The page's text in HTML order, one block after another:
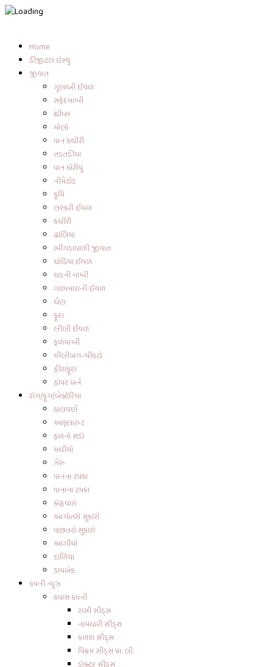
Skip
Home
ડીજીટલ ઇસ્યુ
જીવાત
ગુલાબી ઈયળ
સફેદમાખી
થ્રીપ્સ
મોલો
પાન કથીરી
તડતડીયા
પાન કોરીયું
નીમેટોડ
કૃમિ
લશ્કરી ઈયળ
કથીરી
ઢાંલિયા
ભીંગડાવાળી જીવાત
ઘોડિયા ઈયળ
થડની માખી
ગાભમારાની ઈયળ
ધૈણ
ફૂદા
લીલી ઈયળ
ફળમાખી
મીલીબગ-ચીકટો
હીરાફૂદા
હોપર બર્ન
રોગ/ફૂગ/બેક્ટેરિયા
કાલવર્ણ
આફ્લારુટ
ફળનો સડો
મધીયો
ગેરુ
પાનના ટપકા
પાનાના ટપકા
કોહવારો
આગોતરો સુકારો
પાછતરો સુકારો
આગીયો
દાળિયા
ડાયબેક
કંપની ન્યુઝ
કપાસ કંપની
રાસી સીડ્સ
નામધારી સીડ્સ
કળશ સીડ્સ
વિક્રમ સીડ્સ પ્રા. લી.